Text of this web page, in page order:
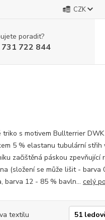
CZK
poradit?
722 844
triko s motivem Bullterrier
5 % elastanu tubulární střih
začištěná páskou zpevňující
(složení se může lišit - barva
barva 12 - 85 % bavln... celý
textilu